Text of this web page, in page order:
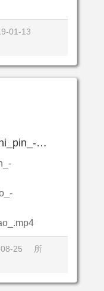
01-13
zi_yuan_zhong_xin_-shi_pin_-shou_gong_ci_xiu_pi_bao_-ma_wei_xiu_xi_lie_-zi_pei_ci_xiu_yao_chi_bao_.mp4
25
所